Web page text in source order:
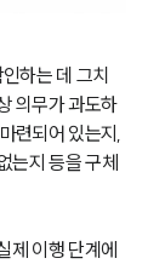
하는 데 그치
의무가 과도하
련되어 있는지,
는지 등을 구체
제 이행 단계에